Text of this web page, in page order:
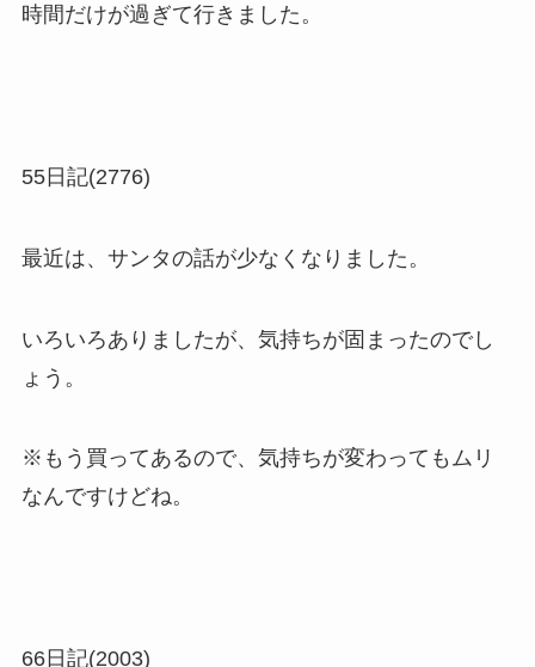
時間だけが過ぎて行きました。
55日記(2776)
最近は、サンタの話が少なくなりました。
いろいろありましたが、気持ちが固まったのでし
ょう。
※もう買ってあるので、気持ちが変わってもムリ
なんですけどね。
66日記(2003)